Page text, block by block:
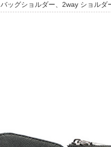
バッグショルダー、2way ショル